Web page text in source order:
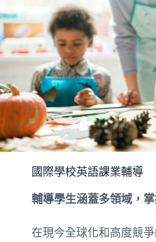
國際學校英語課業輔導
輔導學生涵蓋多領域，
在現今全球化和高度競